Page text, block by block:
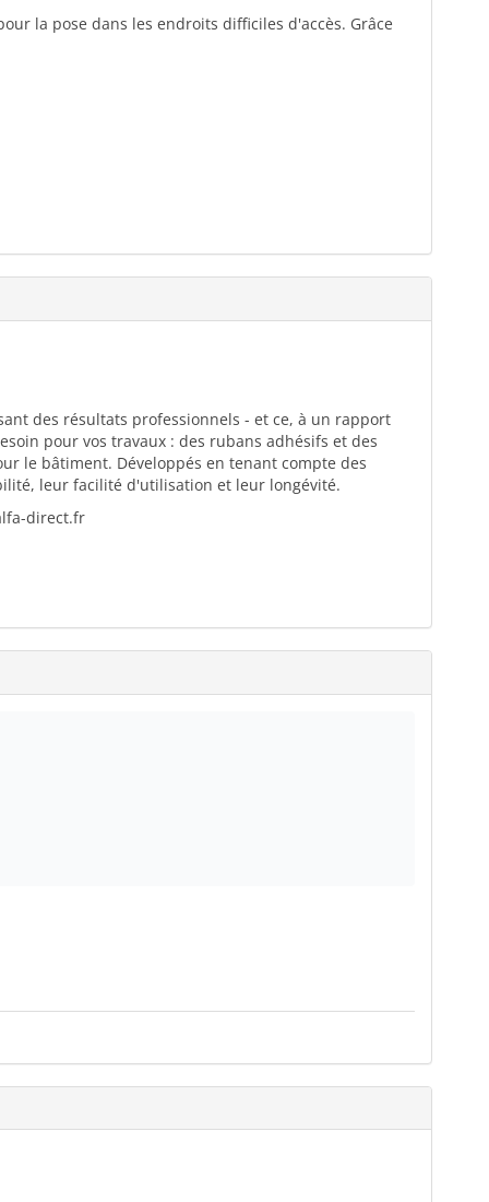
la pose dans les endroits difficiles d'accès. Grâce
des résultats professionnels - et ce, à un rapport
pour vos travaux : des rubans adhésifs et des
le bâtiment. Développés en tenant compte des
leur facilité d'utilisation et leur longévité.
direct.fr